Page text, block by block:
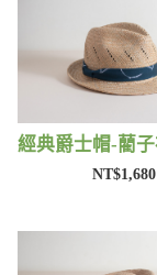
NT$1,680